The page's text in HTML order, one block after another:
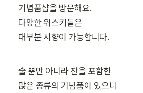
기념품샵을 방문해요.
다양한 위스키들은
대부분 시향이 가능합니다.
술 뿐만 아니라 잔을 포함한
많은 종류의 기념품이 있으니